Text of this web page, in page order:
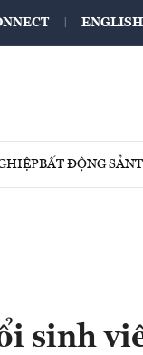
ENGLISH
BẤT ĐỘNG SẢN
sinh